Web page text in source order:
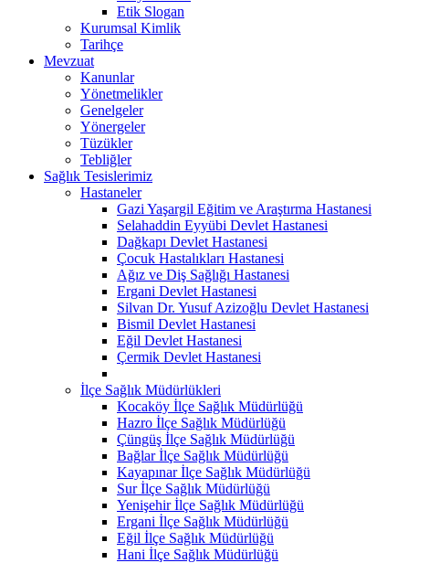
Etik Slogan
Kurumsal Kimlik
Tarihçe
Mevzuat
Kanunlar
Yönetmelikler
Genelgeler
Yönergeler
Tüzükler
Tebliğler
Sağlık Tesislerimiz
Hastaneler
Gazi Yaşargil Eğitim ve Araştırma Hastanesi
Selahaddin Eyyübi Devlet Hastanesi
Dağkapı Devlet Hastanesi
Çocuk Hastalıkları Hastanesi
Ağız ve Diş Sağlığı Hastanesi
Ergani Devlet Hastanesi
Silvan Dr. Yusuf Azizoğlu Devlet Hastanesi
Bismil Devlet Hastanesi
Eğil Devlet Hastanesi
Çermik Devlet Hastanesi
İlçe Sağlık Müdürlükleri
Kocaköy İlçe Sağlık Müdürlüğü
Hazro İlçe Sağlık Müdürlüğü
Çüngüş İlçe Sağlık Müdürlüğü
Bağlar İlçe Sağlık Müdürlüğü
Kayapınar İlçe Sağlık Müdürlüğü
Sur İlçe Sağlık Müdürlüğü
Yenişehir İlçe Sağlık Müdürlüğü
Ergani İlçe Sağlık Müdürlüğü
Eğil İlçe Sağlık Müdürlüğü
Hani İlçe Sağlık Müdürlüğü